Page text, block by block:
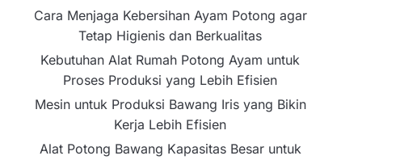
Cara Menjaga Kebersihan Ayam Potong agar
Tetap Higienis dan Berkualitas
Kebutuhan Alat Rumah Potong Ayam untuk
Proses Produksi yang Lebih Efisien
Mesin untuk Produksi Bawang Iris yang Bikin
Kerja Lebih Efisien
Alat Potong Bawang Kapasitas Besar untuk